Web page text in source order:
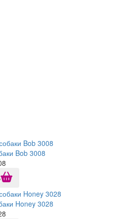
Bob 3008
Honey 3028